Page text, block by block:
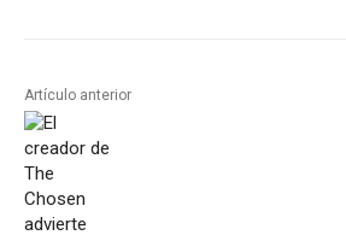
Artículo anterior